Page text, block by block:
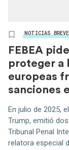
NOTICIAS
FEBEA
proteger a
europeas
sanciones
En julio de 2025,
Trump, emitió
Tribunal Penal
relatora especial